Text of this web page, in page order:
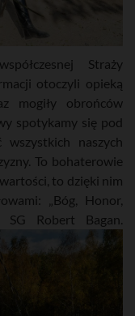
Straży
otoczyli opieką
mogiły obrońców
spotykamy się pod
wszystkich naszych
To bohaterowie
to dzięki nim
„Bóg, Honor,
SG Robert Bagan.